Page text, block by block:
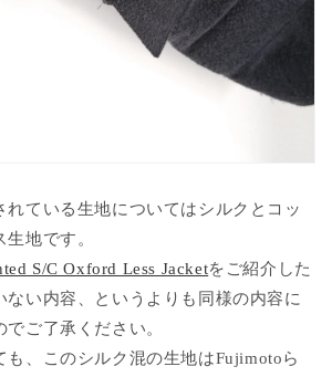
れている生地についてはシルクとコッ
生地です。
S/C Oxford Less Jacketをご紹介した
ない内容、というよりも同様の内容に
ご了承ください。
も、このシルク混の生地はFujimotoら